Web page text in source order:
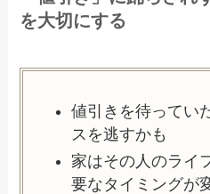
を大切にする
値引きを待ってい
スを逃すかも
家はその人のライ
要なタイミングが